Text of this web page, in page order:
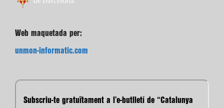
Web maquetada per:
unmon-informatic.com
Subscriu-te gratuïtament a l’e-butlletí de “Catalunya